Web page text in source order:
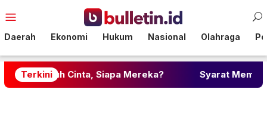
ke
Mobile
Daerah Ekonomi Hukum Nasional Olahraga
Terkini
Jatuh Cinta, Siapa Mereka? Syarat Membuat